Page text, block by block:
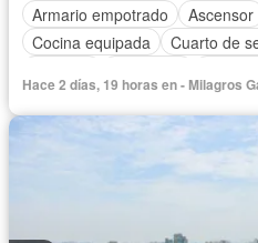
Armario empotrado
Ascensor
Cocina equipada
Cuarto de
Permite mascotas
Permite
Hace 2 días, 19 horas en - Milagros